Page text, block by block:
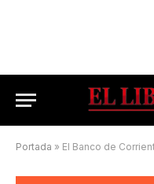
Portada » El Banco de Corrientes lanza ofertas